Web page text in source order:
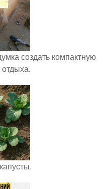
создать компактную